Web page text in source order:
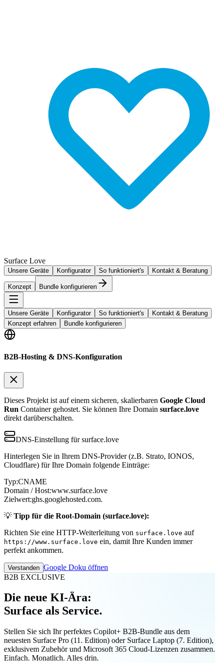
Surface Love
Unsere Geräte Konfigurator So funktioniert's Kontakt & Beratung
Konzept Bundle konfigurieren
Unsere Geräte Konfigurator So funktioniert's
Kontakt & Beratung
Konzept erfahren
Bundle konfigurieren
B2B-Hosting & DNS-Konfiguration
Dieses Projekt ist auf einem sicheren, skalierbaren Google Cloud
Run Container gehostet. Sie können Ihre Domain surface.love
direkt darüberschalten.
DNS-Einstellung für surface.love
Hinterlegen Sie in Ihrem DNS-Provider (z.B. Strato, IONOS,
Cloudflare) für Ihre Domain folgende Einträge:
Typ:CNAME
Domain / Host:www.surface.love
Zielwert:ghs.googlehosted.com.
💡 Tipp für die Root-Domain (surface.love):
Richten Sie eine HTTP-Weiterleitung von surface.love auf
https://www.surface.love ein, damit Ihre Kunden immer
perfekt ankommen.
Verstanden Google Doku öffnen
B2B EXCLUSIVE
Die neue KI-Ära:
Surface als Service.
Stellen Sie sich Ihr perfektes Copilot+ B2B-Bundle aus dem
neuesten Surface Pro (11. Edition) oder Surface Laptop (7. Edition),
exklusivem Zubehör und Microsoft 365 Cloud-Lizenzen zusammen.
Einfach. Monatlich. Alles drin.